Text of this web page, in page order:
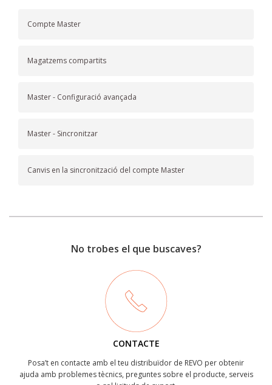
Compte Master
Magatzems compartits
Master - Configuració avançada
Master - Sincronitzar
Canvis en la sincronització del compte Master
No trobes el que buscaves?
CONTACTE
Posa’t en contacte amb el teu distribuïdor de REVO per obtenir
ajuda amb problemes tècnics, preguntes sobre el producte, serveis